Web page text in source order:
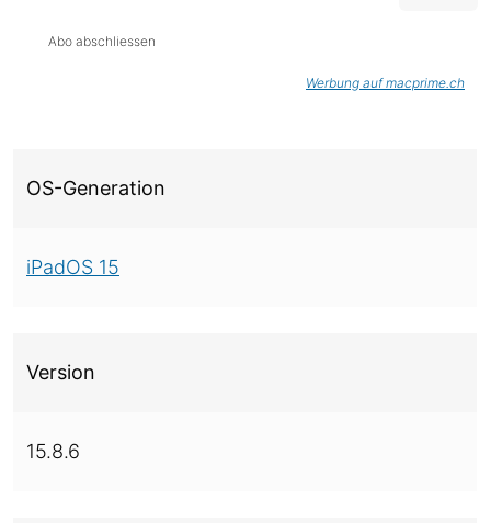
Abo abschliessen
Werbung auf macprime.ch
OS-Generation
iPadOS 15
Version
15.8.6